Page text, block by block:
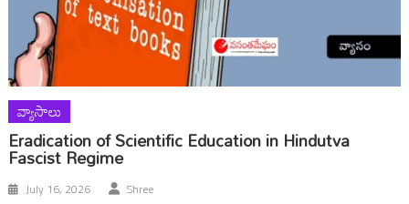
వ్యాసాలు
Eradication of Scientific Education in Hindutva
Fascist Regime
July 16, 2026 Shree